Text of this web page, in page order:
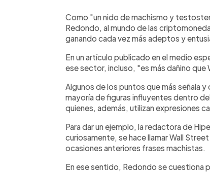
Escuchar artículo
Como "un nido de machismo y
Redondo, al mundo de las
ganando cada vez más adeptos y
En un artículo publicado en el medio
ese sector, incluso, "es más dañino que
Algunos de los puntos que más señala
mayoría de figuras influyentes dentro
quienes, además, utilizan expresiones
Para dar un ejemplo, la redactora de
curiosamente, se hace llamar Wall
ocasiones anteriores frases machistas.
En ese sentido, Redondo se cuestiona